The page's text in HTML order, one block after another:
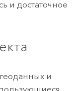
и достаточное
и